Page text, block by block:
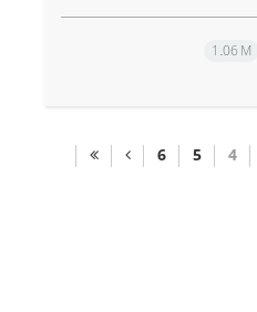
1.06 M
4
5
6